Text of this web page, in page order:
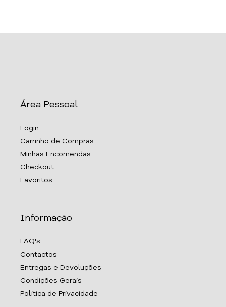
Área Pessoal
Login
Carrinho de Compras
Minhas Encomendas
Checkout
Favoritos
Informação
FAQ's
Contactos
Entregas e Devoluções
Condições Gerais
Política de Privacidade